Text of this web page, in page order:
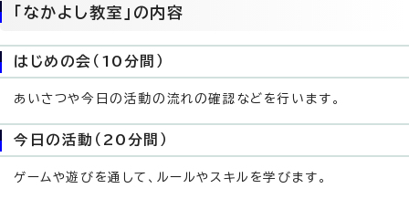
「なかよし教室」の内容
はじめの会（10分間）
あいさつや今日の活動の流れの確認などを行います。
今日の活動（20分間）
ゲームや遊びを通して、ルールやスキルを学びます。